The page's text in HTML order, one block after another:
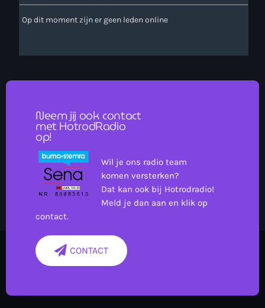
Op dit moment zijn er geen leden online
Neem jij ook contact
met HotrodRadio
op!
Wil je ons radio team
komen versterken?
Dat kan ook bij Hotrodradio!
Meld je dan aan en klik op
contact.
CONTACT